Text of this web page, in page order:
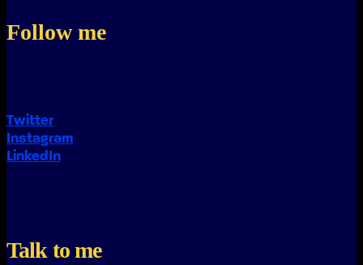
Follow me
Twitter
Instagram
LinkedIn
Talk to me